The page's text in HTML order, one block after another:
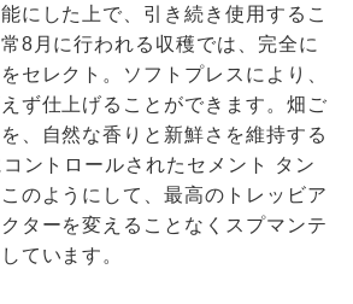
にした上で、引き続き使用するこ
8月に行われる収穫では、完全に
セレクト。ソフトプレスにより、
ず仕上げることができます。畑ご
、自然な香りと新鮮さを維持する
ントロールされたセメント タン
のようにして、最高のトレッビア
ターを変えることなくスプマンテ
ています。